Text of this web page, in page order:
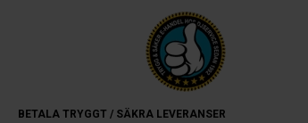
BETALA TRYGGT / SÄKRA LEVERANSER